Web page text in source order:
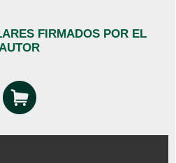
FIRMADOS POR EL